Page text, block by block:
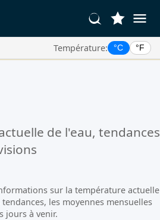
Température: °C °F
de l'eau, tendances
sur la température actuelle
les moyennes mensuelles
jours à venir.